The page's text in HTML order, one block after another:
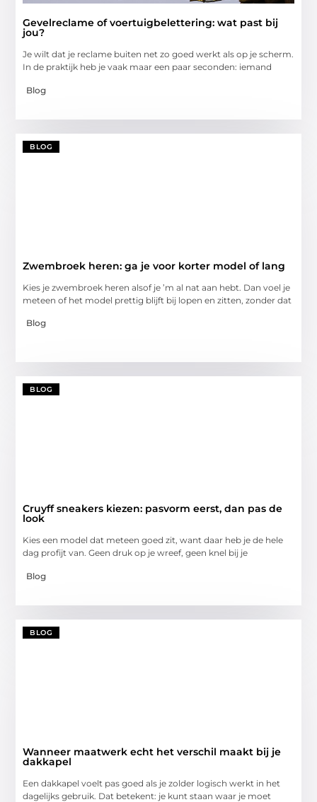
Gevelreclame of voertuigbelettering: wat past bij
jou?
Je wilt dat je reclame buiten net zo goed werkt als op je scherm.
In de praktijk heb je vaak maar een paar seconden: iemand
Blog
BLOG
Zwembroek heren: ga je voor korter model of lang
Kies je zwembroek heren alsof je ’m al nat aan hebt. Dan voel je
meteen of het model prettig blijft bij lopen en zitten, zonder dat
Blog
BLOG
Cruyff sneakers kiezen: pasvorm eerst, dan pas de
look
Kies een model dat meteen goed zit, want daar heb je de hele
dag profijt van. Geen druk op je wreef, geen knel bij je
Blog
BLOG
Wanneer maatwerk echt het verschil maakt bij je
dakkapel
Een dakkapel voelt pas goed als je zolder logisch werkt in het
dagelijks gebruik. Dat betekent: je kunt staan waar je moet